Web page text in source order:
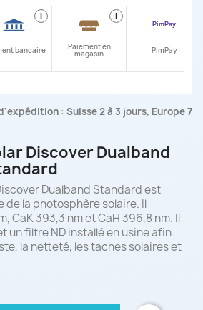
i
bancaire
i
Paiement en
magasin PimPay
: Suisse 2 à 3 jours, Europe 7
Discover Dualband
Dualband Standard est
de la photosphère solaire. Il
CaK 393,3 nm et CaH 396,8 nm. Il
un filtre ND installé en usine afin
la netteté, les taches solaires et